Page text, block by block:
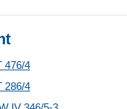
476/4
286/4